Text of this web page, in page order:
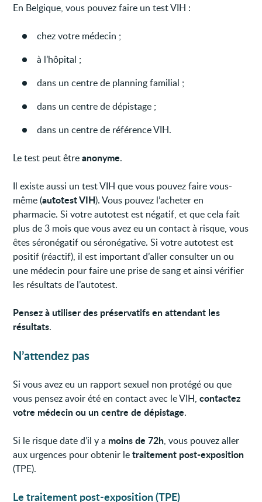
En Belgique, vous pouvez faire un test VIH :
chez votre médecin ;
à l’hôpital ;
dans un centre de planning familial ;
dans un centre de dépistage ;
dans un centre de référence VIH.
Le test peut êtreanonyme.
Il existe aussi un test VIH que vous pouvez faire vous-
même (autotest VIH). Vous pouvez l’acheter en
pharmacie. Si votre autotest est négatif, et que cela fait
plus de 3 mois que vous avez eu un contact à risque, vous
êtes séronégatif ou séronégative. Si votre autotest est
positif (réactif), il est important d’aller consulter un ou
une médecin pour faire une prise de sang et ainsi vérifier
les résultats de l’autotest.
Pensez à utiliser des préservatifs en attendant les
résultats.
N’attendez pas
Si vous avez eu un rapport sexuel non protégé ou que
vous pensez avoir été en contact avec le VIH,contactez
votre médecin ou un centre de dépistage.
Si le risque date d’il y a moins de 72h, vous pouvez aller
aux urgences pour obtenir letraitement post-exposition
(TPE).
Le traitement post-exposition (TPE)